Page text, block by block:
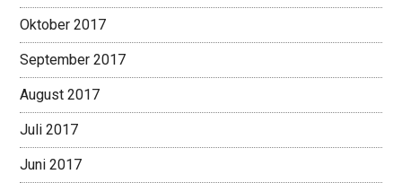
Oktober 2017
September 2017
August 2017
Juli 2017
Juni 2017